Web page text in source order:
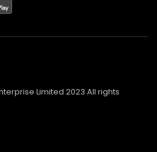
Limited 2023 All rights